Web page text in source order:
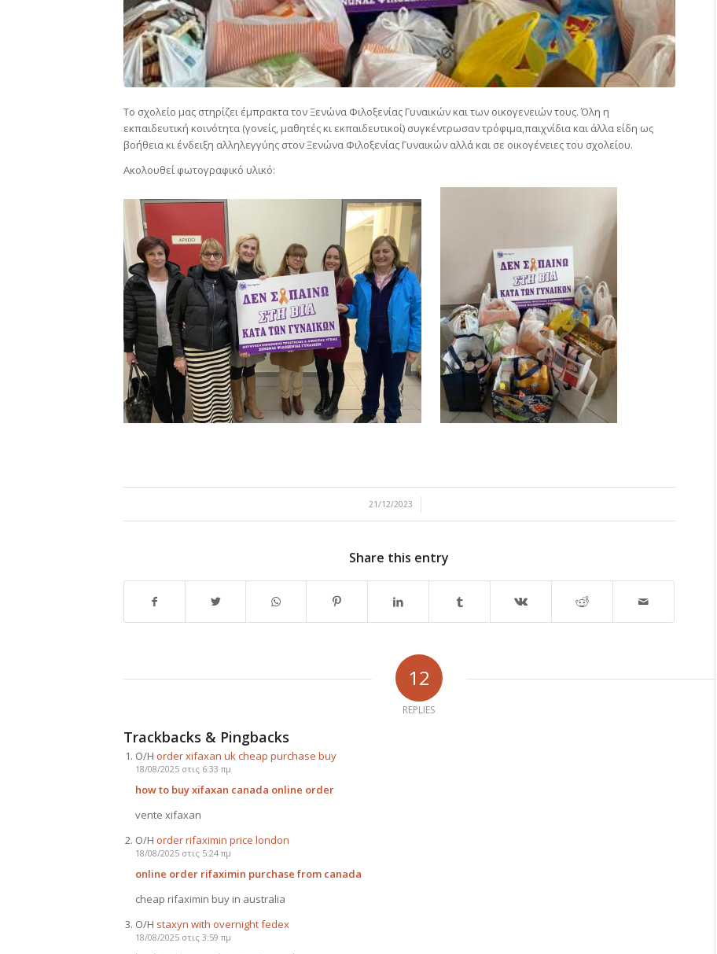
Το σχολείο μας στηρίζει έμπρακτα τον Ξενώνα Φιλοξενίας Γυναικών και των οικογενειών τους. Όλη η
εκπαιδευτική κοινότητα (γονείς, μαθητές κι εκπαιδευτικοί) συγκέντρωσαν τρόφιμα,παιχνίδια και άλλα είδη ως
βοήθεια κι ένδειξη αλληλεγγύης στον Ξενώνα Φιλοξενίας Γυναικών αλλά και σε οικογένειες του σχολείου.
Ακολουθεί φωτογραφικό υλικό:
21/12/2023
/
Share this entry
12
REPLIES
Trackbacks & Pingbacks
Ο/Η order xifaxan uk cheap purchase buy
18/08/2025 στις 6:33 πμ
how to buy xifaxan canada online order
vente xifaxan
Ο/Η order rifaximin price london
18/08/2025 στις 5:24 πμ
online order rifaximin purchase from canada
cheap rifaximin buy in australia
Ο/Η staxyn with overnight fedex
18/08/2025 στις 3:59 πμ